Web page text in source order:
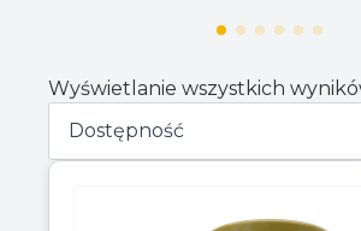
Wyświetlanie wszystkich